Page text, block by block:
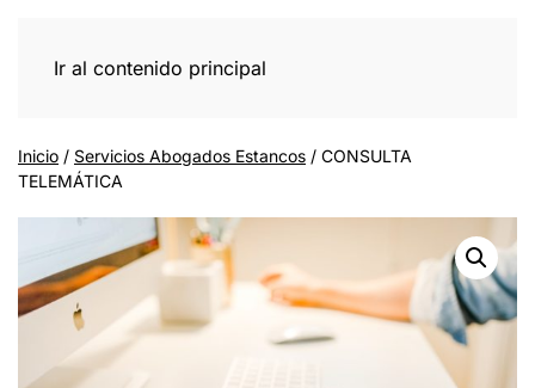
Ir al contenido principal
Inicio / Servicios Abogados Estancos / CONSULTA
TELEMÁTICA